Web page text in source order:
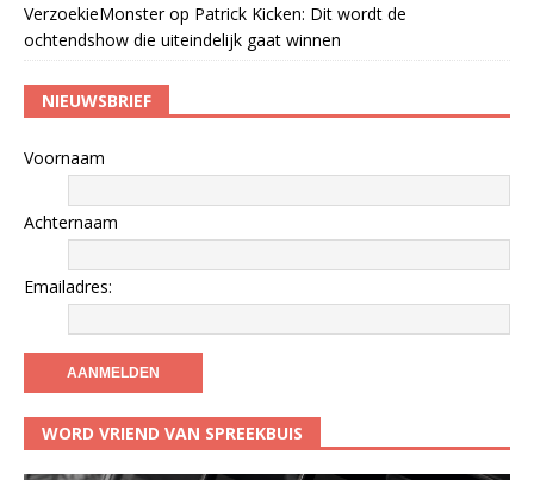
VerzoekieMonsterop Patrick Kicken: Dit wordt de
ochtendshow die uiteindelijk gaat winnen
NIEUWSBRIEF
Voornaam
Achternaam
Emailadres:
WORD VRIEND VAN SPREEKBUIS